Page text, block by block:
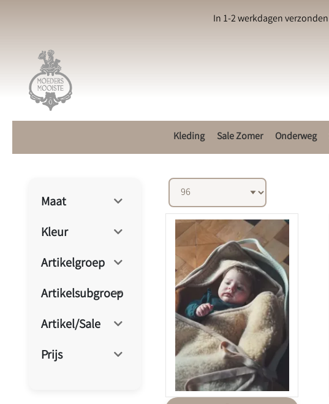
In 1-2 werkdagen verzonden |
Kleding Sale Zomer Onderweg
Maat
Kleur
Artikelgroep
Artikelsubgroep
Artikel/Sale
Prijs